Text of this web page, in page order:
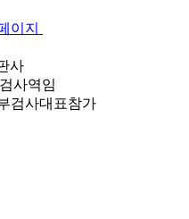
이지
사
사역임
검사대표참가